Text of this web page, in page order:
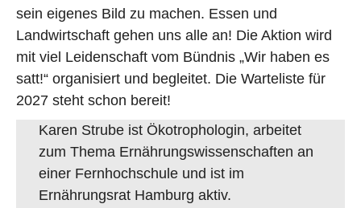
sein eigenes Bild zu machen. Essen und
Landwirtschaft gehen uns alle an! Die Aktion wird
mit viel Leidenschaft vom Bündnis „Wir haben es
satt!“ organisiert und begleitet. Die Warteliste für
2027 steht schon bereit!
Karen Strube ist Ökotrophologin, arbeitet
zum Thema Ernährungswissenschaften an
einer Fernhochschule und ist im
Ernährungsrat Hamburg aktiv.